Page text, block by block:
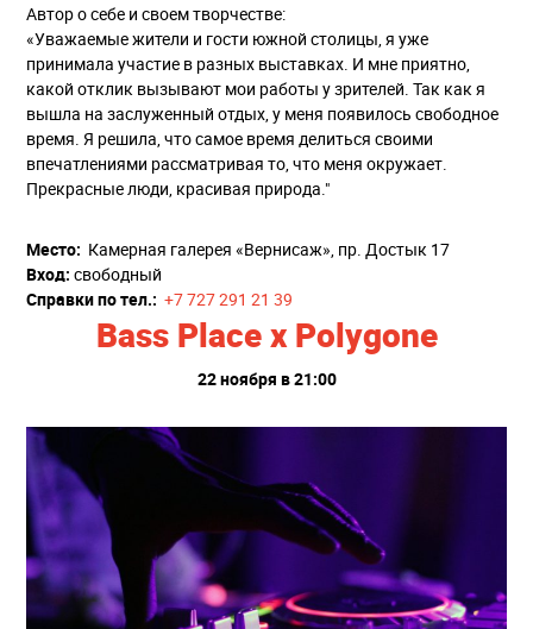
Автор о себе и своем творчестве:
«Уважаемые жители и гости южной столицы, я уже
принимала участие в разных выставках. И мне приятно,
какой отклик вызывают мои работы у зрителей. Так как я
вышла на заслуженный отдых, у меня появилось свободное
время. Я решила, что самое время делиться своими
впечатлениями рассматривая то, что меня окружает.
Прекрасные люди, красивая природа."
Место: Камерная галерея «Вернисаж», пр. Достык 17
Вход: свободный
Справки по тел.: +7 727 291 21 39
Bass Place x Polygone
22 ноября в 21:00